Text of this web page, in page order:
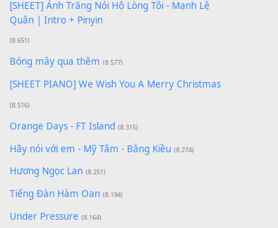
Giá Như - Soobin Hoàng Sơn
Có Em Đời Bỗng Vui
Cơn Mơ Băng Giá (9.103)
Chờ một tiếng yêu (8.991)
Qí shí bù xiǎng zǒu - 其实不想走
(8.929)
[SHEET] Ánh Trăng Nói Hộ Lòng Tôi - Mạnh Lệ
Quân | Intro + Pinyin
(8.651)